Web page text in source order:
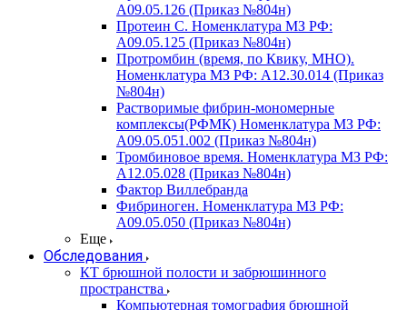
A09.05.126 (Приказ №804н)
Протеин С. Номенклатура МЗ РФ:
A09.05.125 (Приказ №804н)
Протромбин (время, по Квику, МНО).
Номенклатура МЗ РФ: A12.30.014 (Приказ
№804н)
Растворимые фибрин-мономерные
комплексы(РФМК) Номенклатура МЗ РФ:
A09.05.051.002 (Приказ №804н)
Тромбиновое время. Номенклатура МЗ РФ:
A12.05.028 (Приказ №804н)
Фактор Виллебранда
Фибриноген. Номенклатура МЗ РФ:
A09.05.050 (Приказ №804н)
Еще
Обследования
КТ брюшной полости и забрюшинного
пространства
Компьютерная томография брюшной